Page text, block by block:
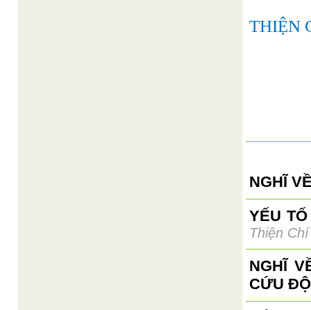
THIỆN
NGHĨ
YẾU
Thiện Chí
NGHĨ
CỨU